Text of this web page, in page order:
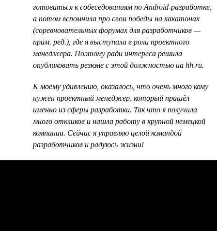
готовиться к собеседованиям по Android-разработке,
а потом вспомнила про свои победы на хакатонах
(соревновательных форумах для разработчиков —
прим. ред.), где я выступала в роли проектного
менеджера. Поэтому ради интереса решила
опубликовать резюме с этой должностью на hh.ru.
К моему удивлению, оказалось, что очень много кому
нужен проектный менеджер, который пришёл
именно из сферы разработки. Так что я получила
много откликов и нашла работу в крупной немецкой
компании. Сейчас я управляю целой командой
разработчиков и радуюсь жизни!